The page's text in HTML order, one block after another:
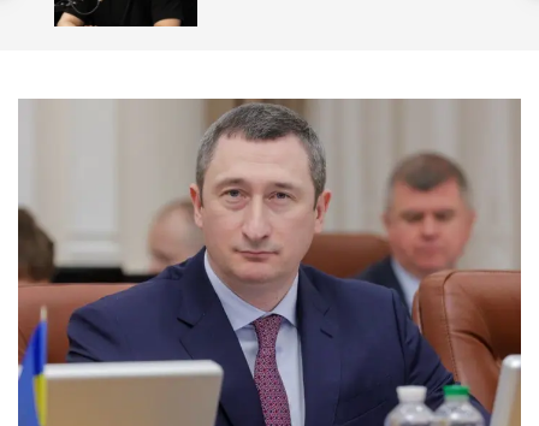
о
е
ж
и
у